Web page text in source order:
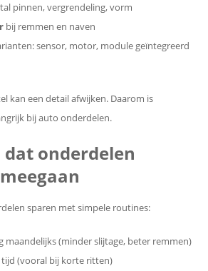
pinnen, vergrendeling, vorm
bij remmen en naven
sensor, motor, module geïntegreerd
kan een detail afwijken. Daarom is
bij auto onderdelen.
onderdelen
sparen met simpele routines:
maandelijks (minder slijtage, beter remmen)
(vooral bij korte ritten)